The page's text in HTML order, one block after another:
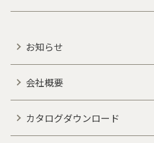
お知らせ
会社概要
カタログダウンロード